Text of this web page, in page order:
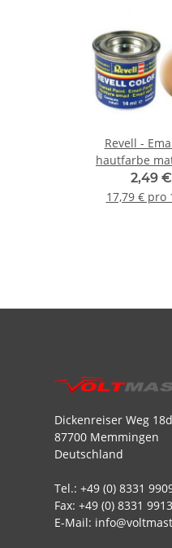
Revell -
hautfarbe
2,49 €
17,79 € pro
Dickenreiser Weg 18d
87700 Memmingen
Deutschland
Tel.: +49 (0) 8331
Fax: +49 (0) 8331
E-Mail: